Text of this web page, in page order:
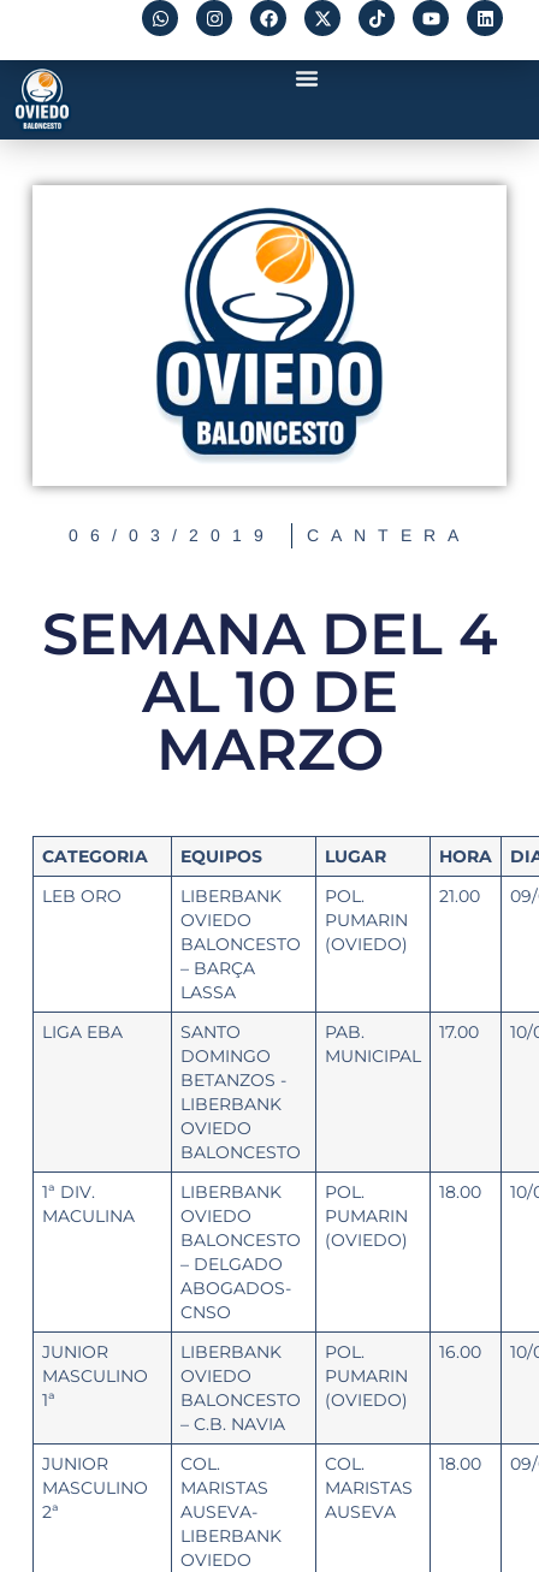
06/03/2019 CANTERA
SEMANA DEL 4
AL 10 DE
MARZO
CATEGORIA EQUIPOS LUGAR HORA
LEB ORO
LIBERBANK
OVIEDO
BALONCESTO
– BARÇA
LASSA
POL.
PUMARIN
(OVIEDO)
21.00 09/
LIGA EBA
SANTO
DOMINGO
BETANZOS -
LIBERBANK
OVIEDO
BALONCESTO
PAB.
MUNICIPAL
17.00 10/
1ª DIV.
MACULINA
LIBERBANK
OVIEDO
BALONCESTO
– DELGADO
ABOGADOS-
CNSO
POL.
PUMARIN
(OVIEDO)
18.00 10/
JUNIOR
MASCULINO
1ª
LIBERBANK
OVIEDO
BALONCESTO
– C.B. NAVIA
POL.
PUMARIN
(OVIEDO)
16.00 10/
JUNIOR
MASCULINO
2ª
COL.
MARISTAS
AUSEVA-
LIBERBANK
OVIEDO
COL.
MARISTAS
AUSEVA
18.00 09/